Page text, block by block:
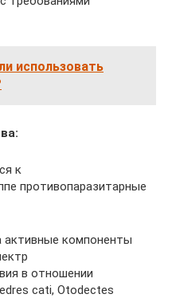
использовать
к
противопаразитарные
активные компоненты
в отношении
cati, Otodectes